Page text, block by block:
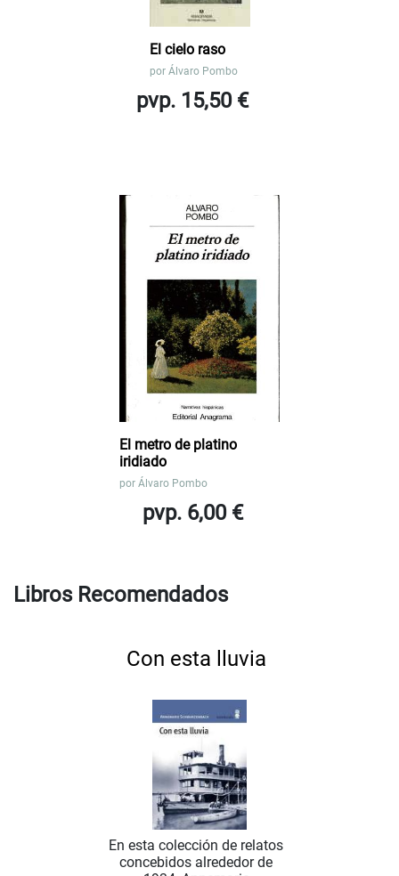
El cielo raso
por Álvaro Pombo
pvp. 15,50 €
El metro de platino
iridiado
por Álvaro Pombo
pvp. 6,00 €
Libros Recomendados
Con esta lluvia
En esta colección de relatos
concebidos alrededor de